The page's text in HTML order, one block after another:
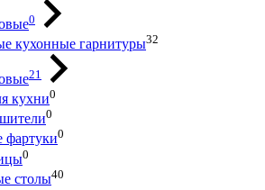
0
кухонные гарнитуры32
21
кухни0
0
фартуки0
0
столы40